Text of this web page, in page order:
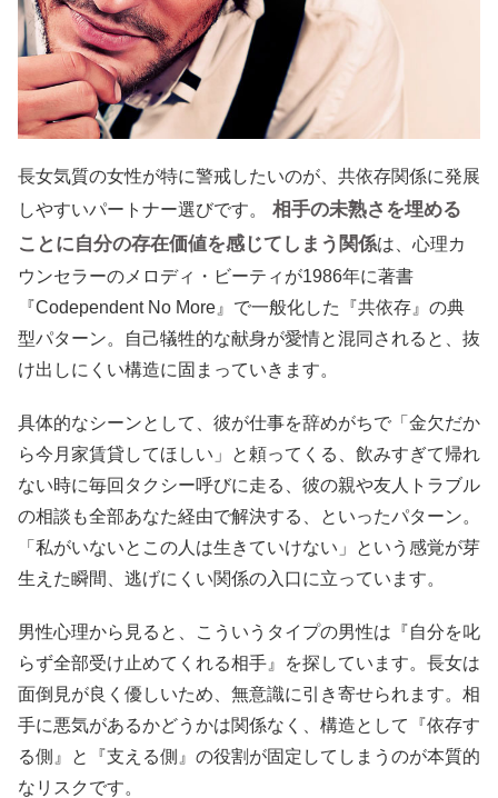
長女気質の女性が特に警戒したいのが、共依存関係に発展
しやすいパートナー選びです。
相手の未熟さを埋める
ことに自分の存在価値を感じてしまう関係は、心理カ
ウンセラーのメロディ・ビーティが1986年に著書
『Codependent No More』で一般化した『共依存』の典
型パターン。自己犠牲的な献身が愛情と混同されると、抜
け出しにくい構造に固まっていきます。
具体的なシーンとして、彼が仕事を辞めがちで「金欠だか
ら今月家賃貸してほしい」と頼ってくる、飲みすぎて帰れ
ない時に毎回タクシー呼びに走る、彼の親や友人トラブル
の相談も全部あなた経由で解決する、といったパターン。
「私がいないとこの人は生きていけない」という感覚が芽
生えた瞬間、逃げにくい関係の入口に立っています。
男性心理から見ると、こういうタイプの男性は『自分を叱
らず全部受け止めてくれる相手』を探しています。長女は
面倒見が良く優しいため、無意識に引き寄せられます。相
手に悪気があるかどうかは関係なく、構造として『依存す
る側』と『支える側』の役割が固定してしまうのが本質的
なリスクです。